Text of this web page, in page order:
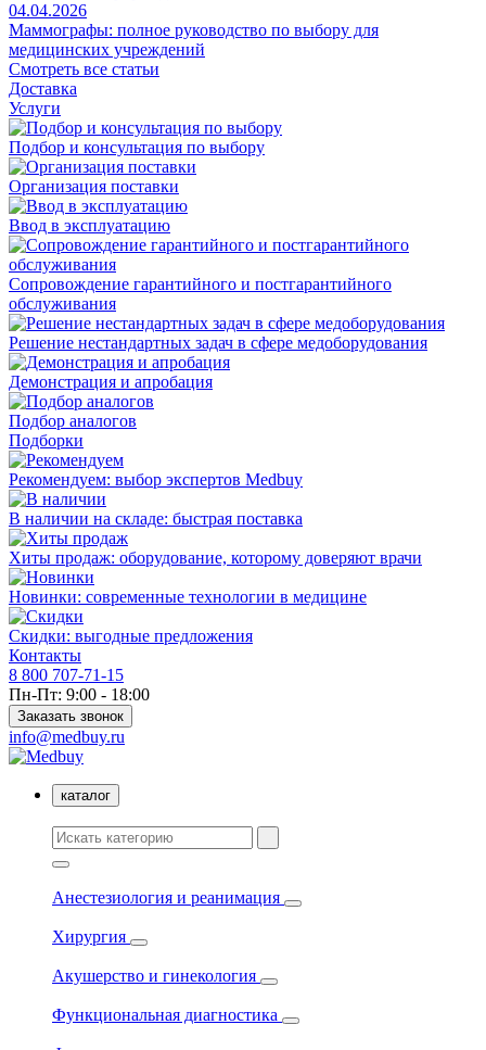
04.04.2026
Маммографы: полное руководство по выбору для
медицинских учреждений
Смотреть все статьи
Доставка
Услуги
Подбор и консультация по выбору
Организация поставки
Ввод в эксплуатацию
Сопровождение гарантийного и постгарантийного
обслуживания
Решение нестандартных задач в сфере медоборудования
Демонстрация и апробация
Подбор аналогов
Подборки
Рекомендуем: выбор экспертов Medbuy
В наличии на складе: быстрая поставка
Хиты продаж: оборудование, которому доверяют врачи
Новинки: современные технологии в медицине
Скидки: выгодные предложения
Контакты
8 800 707-71-15
Пн-Пт: 9:00 - 18:00
Заказать звонок
info@medbuy.ru
каталог
Анестезиология и реанимация
Хирургия
Акушерство и гинекология
Функциональная диагностика